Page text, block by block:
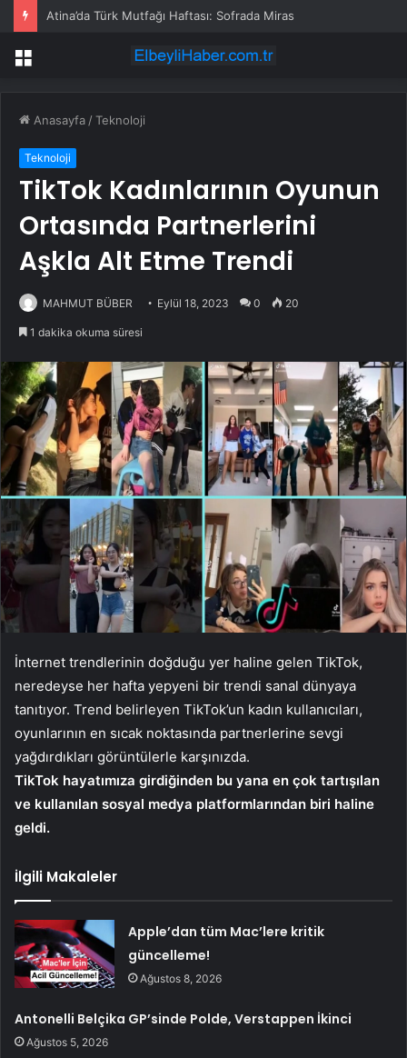
Atina’da Türk Mutfağı Haftası: Sofrada Miras
Menü
Anasayfa /Teknoloji
Teknoloji
TikTok Kadınlarının Oyunun
Ortasında Partnerlerini
Aşkla Alt Etme Trendi
MAHMUT BÜBER Eylül 18, 2023 0 20
1 dakika okuma süresi
İnternet trendlerinin doğduğu yer haline gelen TikTok,
neredeyse her hafta yepyeni bir trendi sanal dünyaya
tanıtıyor. Trend belirleyen TikTok’un kadın kullanıcıları,
oyunlarının en sıcak noktasında partnerlerine sevgi
yağdırdıkları görüntülerle karşınızda.
TikTok hayatımıza girdiğinden bu yana en çok tartışılan
ve kullanılan sosyal medya platformlarından biri haline
geldi.
İlgili Makaleler
Apple’dan tüm Mac’lere kritik
güncelleme!
Ağustos 8, 2026
Antonelli Belçika GP’sinde Polde, Verstappen İkinci
Ağustos 5, 2026